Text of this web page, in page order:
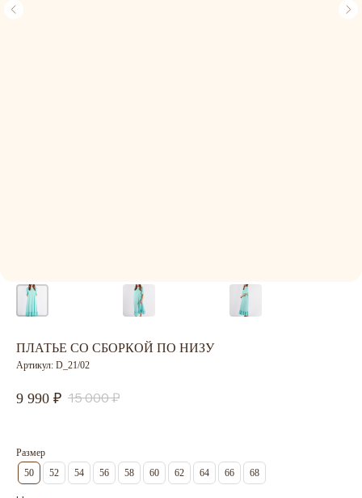
ПЛАТЬЕ СО СБОРКОЙ ПО НИЗУ
Артикул: D_21/02
9 990 15 000
Размер
50
52 54 56 58 60 62 64 66 68